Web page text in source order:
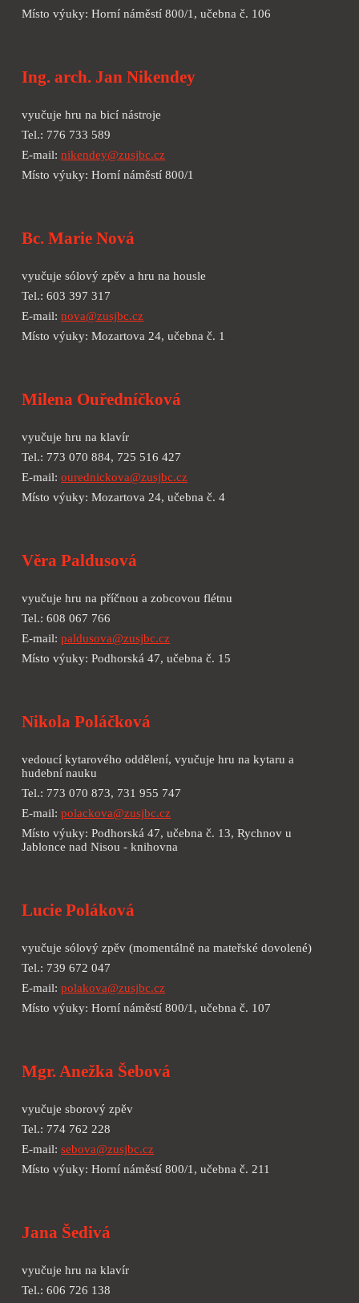
Místo výuky: Horní náměstí 800/1, učebna č. 106
Ing. arch. Jan Nikendey
vyučuje hru na bicí nástroje
Tel.: 776 733 589
E-mail:nikendey@zusjbc.cz
Místo výuky: Horní náměstí 800/1
Bc. Marie Nová
vyučuje sólový zpěv a hru na housle
Tel.: 603 397 317
E-mail:nova@zusjbc.cz
Místo výuky: Mozartova 24, učebna č. 1
Milena Ouředníčková
vyučuje hru na klavír
Tel.: 773 070 884, 725 516 427
E-mail:ourednickova@zusjbc.cz
Místo výuky: Mozartova 24, učebna č. 4
Věra Paldusová
vyučuje hru na příčnou a zobcovou flétnu
Tel.: 608 067 766
E-mail:paldusova@zusjbc.cz
Místo výuky: Podhorská 47, učebna č. 15
Nikola Poláčková
vedoucí kytarového oddělení, vyučuje hru na kytaru a
hudební nauku
Tel.: 773 070 873, 731 955 747
E-mail:polackova@zusjbc.cz
Místo výuky: Podhorská 47, učebna č. 13, Rychnov u
Jablonce nad Nisou - knihovna
Lucie Poláková
vyučuje sólový zpěv (momentálně na mateřské dovolené)
Tel.: 739 672 047
E-mail:polakova@zusjbc.cz
Místo výuky: Horní náměstí 800/1, učebna č. 107
Mgr. Anežka Šebová
vyučujesborový zpěv
Tel.: 774 762 228
E-mail:sebova@zusjbc.cz
Místo výuky: Horní náměstí 800/1, učebna č. 211
Jana Šedivá
vyučuje hru na klavír
Tel.: 606 726 138